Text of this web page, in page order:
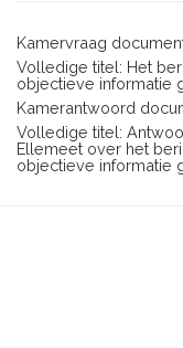
Kamervraag
Volledige titel: Het
objectieve informatie
Kamerantwoord
Volledige titel:
Ellemeet over het
objectieve informatie